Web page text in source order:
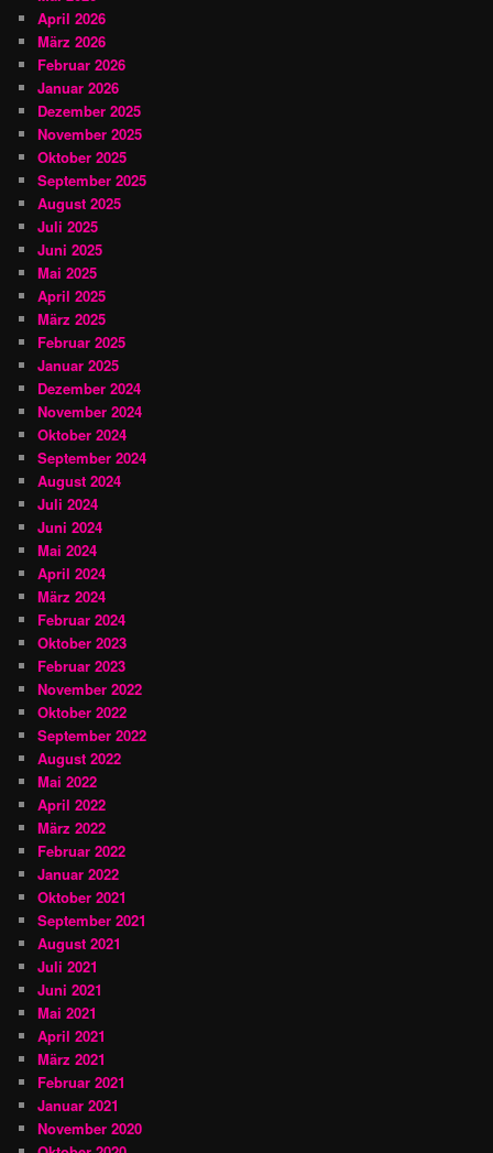
April 2026
März 2026
Februar 2026
Januar 2026
Dezember 2025
November 2025
Oktober 2025
September 2025
August 2025
Juli 2025
Juni 2025
Mai 2025
April 2025
März 2025
Februar 2025
Januar 2025
Dezember 2024
November 2024
Oktober 2024
September 2024
August 2024
Juli 2024
Juni 2024
Mai 2024
April 2024
März 2024
Februar 2024
Oktober 2023
Februar 2023
November 2022
Oktober 2022
September 2022
August 2022
Mai 2022
April 2022
März 2022
Februar 2022
Januar 2022
Oktober 2021
September 2021
August 2021
Juli 2021
Juni 2021
Mai 2021
April 2021
März 2021
Februar 2021
Januar 2021
November 2020